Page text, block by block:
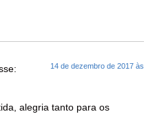
14 de dezembro de 2017 às
alegria tanto para os